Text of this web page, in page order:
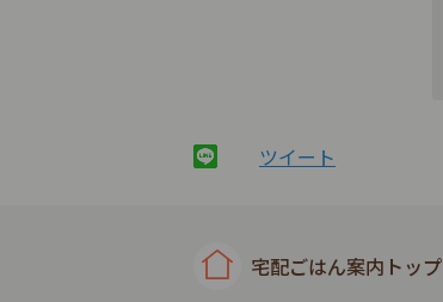
ツイート
宅配ごはん案内トップ